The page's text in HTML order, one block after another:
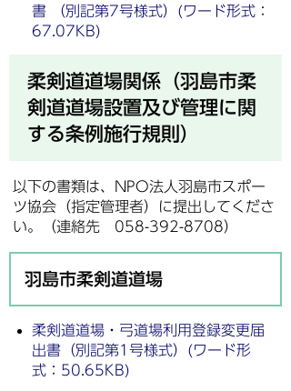
書 （別記第7号様式）(ワード形式：
67.07KB)
柔剣道道場関係（羽島市柔
剣道道場設置及び管理に関
する条例施行規則）
以下の書類は、NPO法人羽島市スポー
ツ協会（指定管理者）に提出してくださ
い。（連絡先 058-392-8708）
羽島市柔剣道道場
柔剣道道場・弓道場利用登録変更届
出書（別記第1号様式）(ワード形
式：50.65KB)